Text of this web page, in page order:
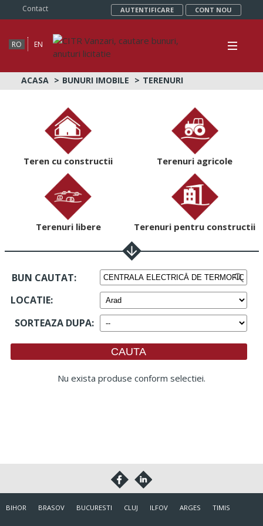
Contact AUTENTIFICARE CONT NOU
RO EN
ACASA BUNURI IMOBILE TERENURI
Teren cu constructii Terenuri agricole
Terenuri libere Terenuri pentru constructii
BUN CAUTAT:
LOCATIE:
SORTEAZA DUPA:
Nu exista produse conform selectiei.
BIHOR BRASOV BUCURESTI CLUJ ILFOV ARGES TIMIS